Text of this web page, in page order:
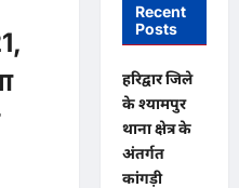
Recent
Posts
​हरिद्वार जिले
के श्यामपुर
थाना क्षेत्र के
अंतर्गत
कांगड़ी